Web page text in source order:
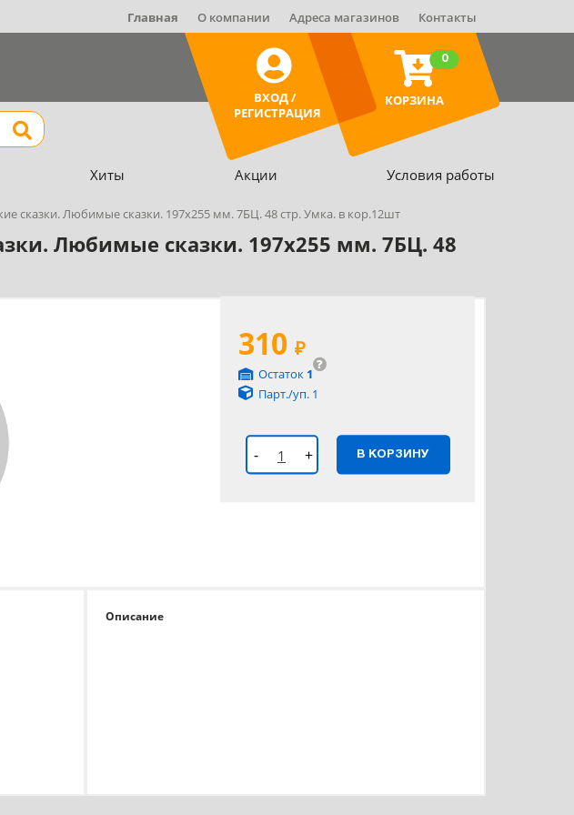
Главная О компании Адреса магазинов Контакты
ВХОД /
РЕГИСТРАЦИЯ
КОРЗИНА
0
Найти
Хиты Акции Условия работы
сказки. Любимые сказки. 197х255 мм. 7БЦ. 48 стр. Умка. в кор.12шт
Любимые сказки. 197х255 мм. 7БЦ. 48
310 ₽
?
Остаток 1
Парт./уп. 1
- + В КОРЗИНУ
Описание